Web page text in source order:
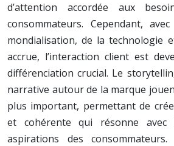
d’attention accordée aux
consommateurs. Cependant,
mondialisation, de la technologie
accrue, l’interaction client est
différenciation crucial. Le
narrative autour de la marque
plus important, permettant de
et cohérente qui résonne
aspirations des